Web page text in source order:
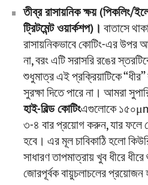
তীব্র রাসায়নিক ক্ষয় (পিকলিং/
ট্রিটমেন্ট ওয়ার্কশপ)। বাতাসে
রাসায়নিকভাবে কোটিং-এর
না, বরং এটি সরাসরি রঙের
শুধুমাত্র এই প্রক্রিয়াটিকে “ধীর”
সুরক্ষা দিতে পারে না। আমরা
হাই-বিল্ড কোটিংএগুলোকে
৩-৪ বার প্রয়োগ করুন, যার
হবে। এর মূল চাবিকাঠি হলো
সাধারণ তাপমাত্রায় খুব ধীরে
জোরপূর্বক বায়ুচলাচলের প্রয়োজন